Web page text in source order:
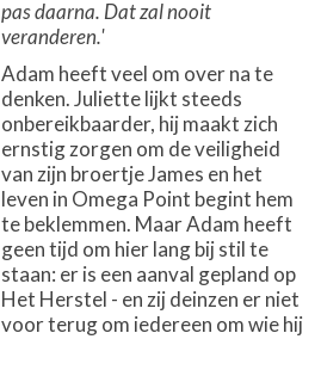
pas daarna. Dat zal nooit
veranderen.'
Adam heeft veel om over na te
denken. Juliette lijkt steeds
onbereikbaarder, hij maakt zich
ernstig zorgen om de veiligheid
van zijn broertje James en het
leven in Omega Point begint hem
te beklemmen. Maar Adam heeft
geen tijd om hier lang bij stil te
staan: er is een aanval gepland op
Het Herstel - en zij deinzen er niet
voor terug om iedereen om wie hij